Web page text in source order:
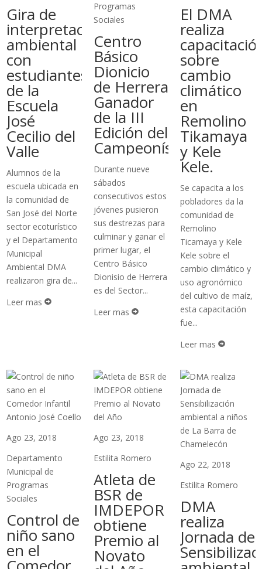
Gira de
interpretación
ambiental
con
estudiantes
de la
Escuela
José
Cecilio del
Valle
Alumnos de la
escuela ubicada en
la comunidad de
San José del Norte
sector ecoturístico
y el Departamento
Municipal
Ambiental DMA
realizaron gira de...
Leer mas 
Programas
Sociales
Centro
Básico
Dionicio
de Herrera
Ganador
de la III
Edición del
Campeonísimo
Durante nueve
sábados
consecutivos estos
jóvenes pusieron
sus destrezas para
culminar y ganar el
primer lugar, el
Centro Básico
Dionisio de Herrera
es del Sector...
Leer mas 
El DMA
realiza
sobre
cambio
climático
en
Remolino
Tikamaya
y Kele
Kele.
Se capacita a los
pobladores da la
comunidad de
Remolino
Ticamaya y Kele
Kele sobre el
cambio climático y
uso agronómico
del cultivo de maíz,
esta capacitación
fue...
Leer mas 
Ago 23, 2018
Departamento
Municipal de
Programas
Sociales
Control de
niño sano
en el
Ago 23, 2018
Estilita Romero
Atleta de
BSR de
IMDEPOR
obtiene
Premio al
Novato
Ago 22, 2018
Estilita Romero
DMA
realiza
Jornada de